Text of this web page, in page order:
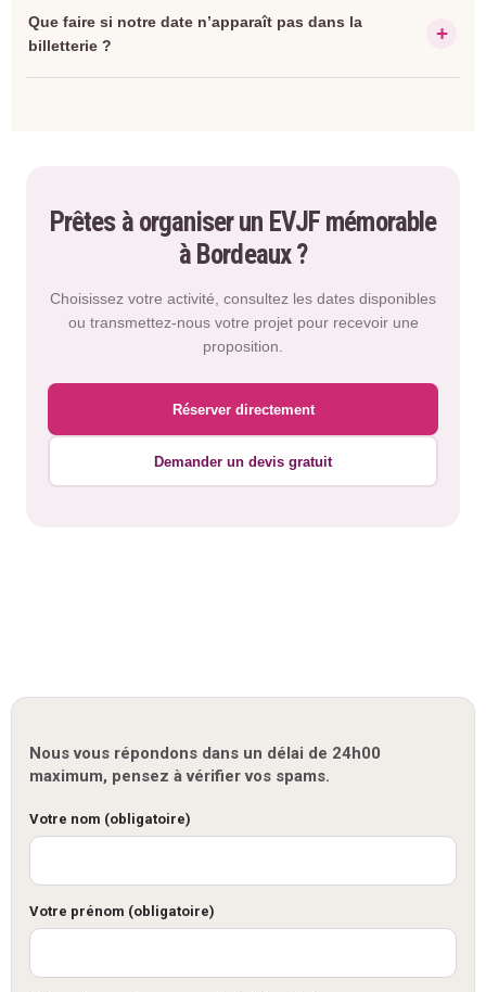
Que faire si notre date n’apparaît pas dans la
billetterie ?
Prêtes à organiser un EVJF mémorable
à Bordeaux ?
Choisissez votre activité, consultez les dates disponibles
ou transmettez-nous votre projet pour recevoir une
proposition.
Réserver directement
Demander un devis gratuit
Nous vous répondons dans un délai de 24h00
maximum, pensez à vérifier vos spams.
Votre nom (obligatoire)
Votre prénom (obligatoire)